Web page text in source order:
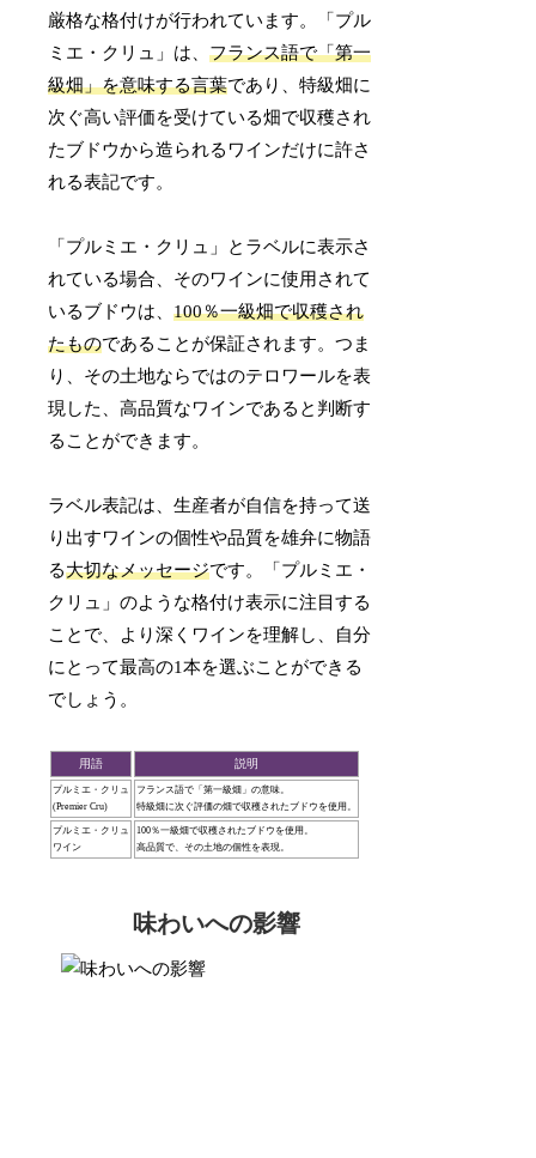
厳格な格付けが行われています。「プル
ミエ・クリュ」は、フランス語で「第一
級畑」を意味する言葉であり、特級畑に
次ぐ高い評価を受けている畑で収穫され
たブドウから造られるワインだけに許さ
れる表記です。
「プルミエ・クリュ」とラベルに表示さ
れている場合、そのワインに使用されて
いるブドウは、100％一級畑で収穫され
たものであることが保証されます。つま
り、その土地ならではのテロワールを表
現した、高品質なワインであると判断す
ることができます。
ラベル表記は、生産者が自信を持って送
り出すワインの個性や品質を雄弁に物語
る大切なメッセージです。「プルミエ・
クリュ」のような格付け表示に注目する
ことで、より深くワインを理解し、自分
にとって最高の1本を選ぶことができる
でしょう。
用語 説明
プルミエ・クリュ
(Premier Cru)
フランス語で「第一級畑」の意味。
特級畑に次ぐ評価の畑で収穫されたブドウを使用。
プルミエ・クリュ
ワイン
100％一級畑で収穫されたブドウを使用。
高品質で、その土地の個性を表現。
味わいへの影響